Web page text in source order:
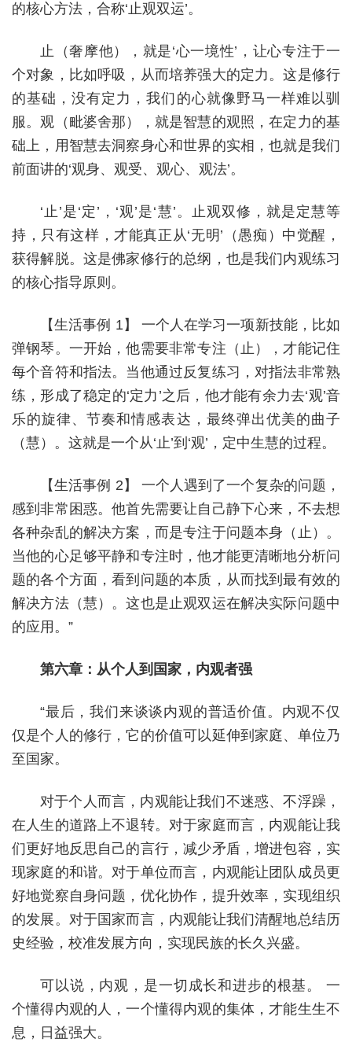
的核心方法，合称‘止观双运’。
止（奢摩他），就是‘心一境性’，让心专注于一
个对象，比如呼吸，从而培养强大的定力。这是修行
的基础，没有定力，我们的心就像野马一样难以驯
服。观（毗婆舍那），就是智慧的观照，在定力的基
础上，用智慧去洞察身心和世界的实相，也就是我们
前面讲的‘观身、观受、观心、观法’。
‘止’是‘定’，‘观’是‘慧’。止观双修，就是定慧等
持，只有这样，才能真正从‘无明’（愚痴）中觉醒，
获得解脱。这是佛家修行的总纲，也是我们内观练习
的核心指导原则。
【生活事例 1】 一个人在学习一项新技能，比如
弹钢琴。一开始，他需要非常专注（止），才能记住
每个音符和指法。当他通过反复练习，对指法非常熟
练，形成了稳定的‘定力’之后，他才能有余力去‘观’音
乐的旋律、节奏和情感表达，最终弹出优美的曲子
（慧）。这就是一个从‘止’到‘观’，定中生慧的过程。
【生活事例 2】 一个人遇到了一个复杂的问题，
感到非常困惑。他首先需要让自己静下心来，不去想
各种杂乱的解决方案，而是专注于问题本身（止）。
当他的心足够平静和专注时，他才能更清晰地分析问
题的各个方面，看到问题的本质，从而找到最有效的
解决方法（慧）。这也是止观双运在解决实际问题中
的应用。”
第六章：从个人到国家，内观者强
“最后，我们来谈谈内观的普适价值。内观不仅
仅是个人的修行，它的价值可以延伸到家庭、单位乃
至国家。
对于个人而言，内观能让我们不迷惑、不浮躁，
在人生的道路上不退转。对于家庭而言，内观能让我
们更好地反思自己的言行，减少矛盾，增进包容，实
现家庭的和谐。对于单位而言，内观能让团队成员更
好地觉察自身问题，优化协作，提升效率，实现组织
的发展。对于国家而言，内观能让我们清醒地总结历
史经验，校准发展方向，实现民族的长久兴盛。
可以说，内观，是一切成长和进步的根基。 一
个懂得内观的人，一个懂得内观的集体，才能生生不
息，日益强大。